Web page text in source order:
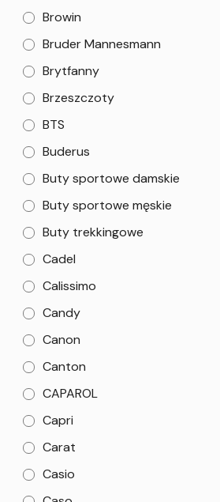
Browin
Bruder Mannesmann
Brytfanny
Brzeszczoty
BTS
Buderus
Buty sportowe damskie
Buty sportowe męskie
Buty trekkingowe
Cadel
Calissimo
Candy
Canon
Canton
CAPAROL
Capri
Carat
Casio